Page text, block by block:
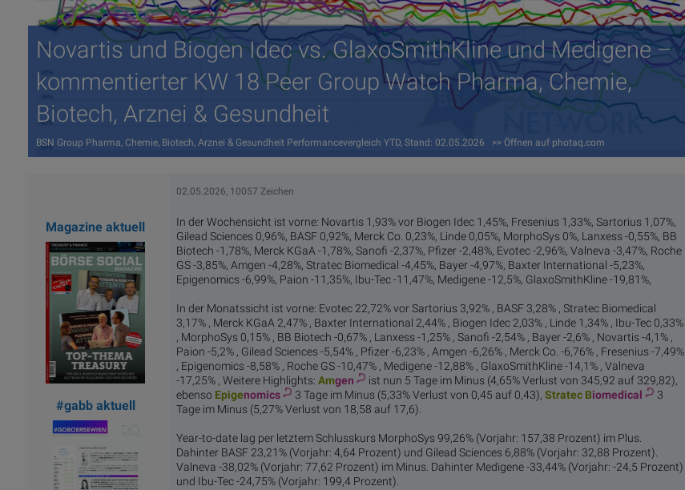
Novartis und Biogen Idec vs. GlaxoSmithKline und Medigene –
kommentierter KW 18 Peer Group Watch Pharma, Chemie,
Biotech, Arznei & Gesundheit
BSN Group Pharma, Chemie, Biotech, Arznei & Gesundheit Performancevergleich YTD, Stand: 02.05.2026 >> Öffnen auf photaq.com
Magazine aktuell
#gabb aktuell
02.05.2026, 10057 Zeichen
In der Wochensicht ist vorne: Novartis 1,93% vor Biogen Idec 1,45%, Fresenius 1,33%, Sartorius 1,07%,
Gilead Sciences 0,96%, BASF 0,92%, Merck Co. 0,23%, Linde 0,05%, MorphoSys 0%, Lanxess -0,55%, BB
Biotech -1,78%, Merck KGaA -1,78%, Sanofi -2,37%, Pfizer -2,48%, Evotec -2,96%, Valneva -3,47%, Roche
GS -3,85%, Amgen -4,28%, Stratec Biomedical -4,45%, Bayer -4,97%, Baxter International -5,23%,
Epigenomics -6,99%, Paion -11,35%, Ibu-Tec -11,47%, Medigene -12,5%, GlaxoSmithKline -19,81%,
In der Monatssicht ist vorne: Evotec 22,72% vor Sartorius 3,92% , BASF 3,28% , Stratec Biomedical
3,17% , Merck KGaA 2,47% , Baxter International 2,44% , Biogen Idec 2,03% , Linde 1,34% , Ibu-Tec 0,33%
, MorphoSys 0,15% , BB Biotech -0,67% , Lanxess -1,25% , Sanofi -2,54% , Bayer -2,6% , Novartis -4,1% ,
Paion -5,2% , Gilead Sciences -5,54% , Pfizer -6,23% , Amgen -6,26% , Merck Co. -6,76% , Fresenius -7,49%
, Epigenomics -8,58% , Roche GS -10,47% , Medigene -12,88% , GlaxoSmithKline -14,1% , Valneva
-17,25% , Weitere Highlights: Amgen
ist nun 5 Tage im Minus (4,65% Verlust von 345,92 auf 329,82),
ebenso Epigenomics 3 Tage im Minus (5,33% Verlust von 0,45 auf 0,43), Stratec Biomedical
3
Tage im Minus (5,27% Verlust von 18,58 auf 17,6).
Year-to-date lag per letztem Schlusskurs MorphoSys 99,26% (Vorjahr: 157,38 Prozent) im Plus.
Dahinter BASF 23,21% (Vorjahr: 4,64 Prozent) und Gilead Sciences 6,88% (Vorjahr: 32,88 Prozent).
Valneva -38,02% (Vorjahr: 77,62 Prozent) im Minus. Dahinter Medigene -33,44% (Vorjahr: -24,5 Prozent)
und Ibu-Tec -24,75% (Vorjahr: 199,4 Prozent).